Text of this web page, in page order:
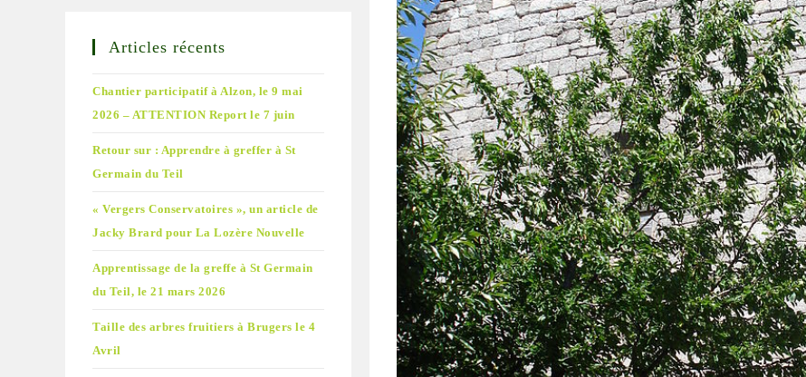
Articles récents
Chantier participatif à Alzon, le 9 mai
2026 – ATTENTION Report le 7 juin
Retour sur : Apprendre à greffer à St
Germain du Teil
« Vergers Conservatoires », un article de
Jacky Brard pour La Lozère Nouvelle
Apprentissage de la greffe à St Germain
du Teil, le 21 mars 2026
Taille des arbres fruitiers à Brugers le 4
Avril